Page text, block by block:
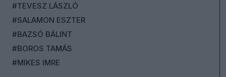
#TEVESZ LÁSZLÓ
#SALAMON ESZTER
#BAZSÓ BÁLINT
#BOROS TAMÁS
#MIKES IMRE